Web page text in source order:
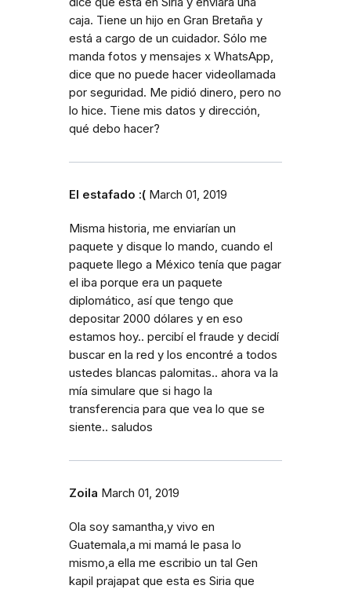
caja. Tiene un hijo en Gran Bretaña y
está a cargo de un cuidador. Sólo me
manda fotos y mensajes x WhatsApp,
dice que no puede hacer videollamada
por seguridad. Me pidió dinero, pero no
lo hice. Tiene mis datos y dirección,
qué debo hacer?
El estafado :( March 01, 2019
Misma historia, me enviarían un
paquete y disque lo mando, cuando el
paquete llego a México tenía que pagar
el iba porque era un paquete
diplomático, así que tengo que
depositar 2000 dólares y en eso
estamos hoy.. percibí el fraude y decidí
buscar en la red y los encontré a todos
ustedes blancas palomitas.. ahora va la
mía simulare que si hago la
transferencia para que vea lo que se
siente.. saludos
Zoila March 01, 2019
Ola soy samantha,y vivo en
Guatemala,a mi mamá le pasa lo
mismo,a ella me escribio un tal Gen
kapil prajapat que esta es Siria que